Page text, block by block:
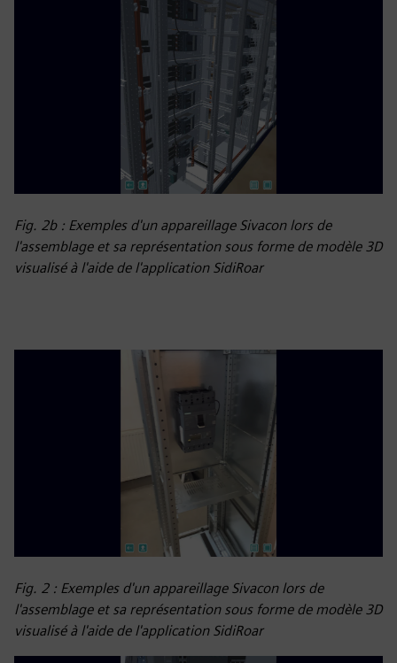
Fig. 2b : Exemples d'un appareillage Sivacon lors de
l'assemblage et sa représentation sous forme de modèle 3D
visualisé à l'aide de l'application SidiRoar
Fig. 2 : Exemples d'un appareillage Sivacon lors de
l'assemblage et sa représentation sous forme de modèle 3D
visualisé à l'aide de l'application SidiRoar